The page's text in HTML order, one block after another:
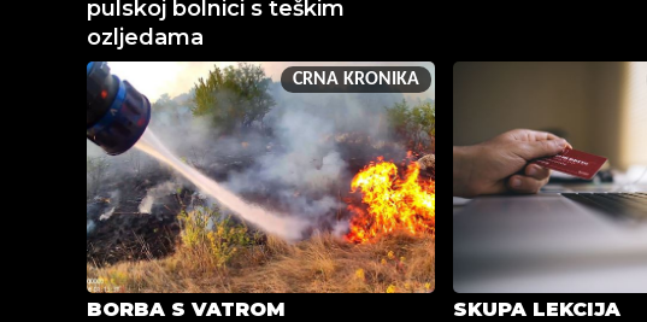
pulskoj bolnici s teškim
ozljedama
CRNA KRONIKA
BORBA S VATROM SKUPA LEKCIJA